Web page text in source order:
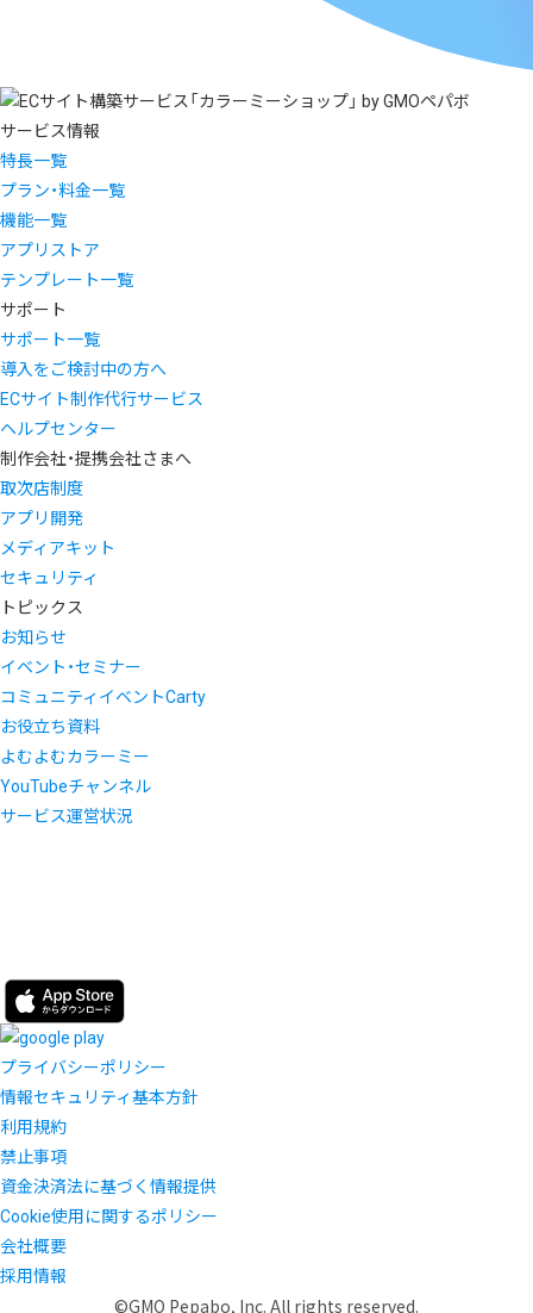
サービス情報
特長一覧
プラン・料金一覧
機能一覧
アプリストア
テンプレート一覧
サポート
サポート一覧
導入をご検討中の方へ
ECサイト制作代行サービス
ヘルプセンター
制作会社・提携会社さまへ
取次店制度
アプリ開発
メディアキット
セキュリティ
トピックス
お知らせ
イベント・セミナー
コミュニティイベントCarty
お役立ち資料
よむよむカラーミー
YouTubeチャンネル
サービス運営状況
プライバシーポリシー
情報セキュリティ基本方針
利用規約
禁止事項
資金決済法に基づく情報提供
Cookie使用に関するポリシー
会社概要
採用情報
©GMO Pepabo, Inc. All rights reserved.